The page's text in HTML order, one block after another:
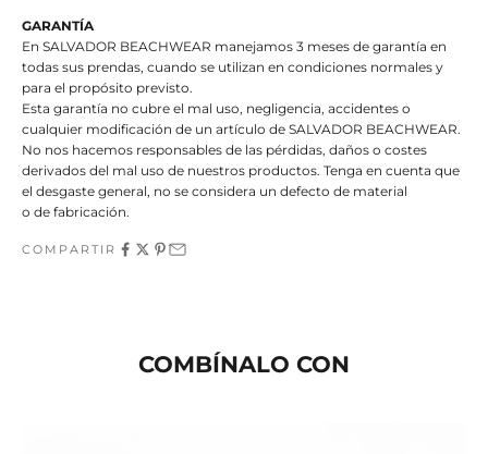
GARANTÍA
En SALVADOR BEACHWEAR manejamos 3 meses de garantía en
todas sus prendas, cuando se utilizan en condiciones normales y
para el propósito previsto.
Esta garantía no cubre el mal uso, negligencia, accidentes o
cualquier modificación de un artículo de SALVADOR BEACHWEAR.
No nos hacemos responsables de las pérdidas, daños o costes
derivados del mal uso de nuestros productos. Tenga en cuenta que
el desgaste general, no se considera un defecto de material
o de fabricación.
COMPARTIR
COMBÍNALO CON